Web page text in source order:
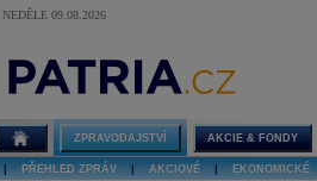
NEDĚLE 09.08.2026
ZPRAVODAJSTVÍ AKCIE & FONDY
PŘEHLED ZPRÁV AKCIOVÉ EKONOMICKÉ